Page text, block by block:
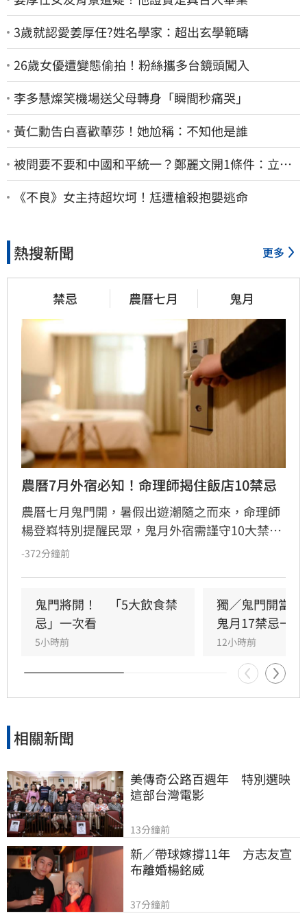
3歲就認愛姜厚任?姓名學家：超出玄學範疇
26歲女優遭變態偷拍！粉絲攜多台鏡頭闖入
李多慧燦笑機場送父母轉身「瞬間秒痛哭」
黃仁勳告白喜歡華莎！她尬稱：不知他是誰
被問要不要和中國和平統一？鄭麗文開1條件：立刻
春暖花開
《不良》女主持超坎坷！尪遭槍殺抱嬰逃命
熱搜新聞 更多
禁忌 農曆七月 鬼月
農曆7月外宿必知！命理師揭住飯店10禁忌
農曆七月鬼門開，暑假出遊潮隨之而來，命理師
楊登嵙特別提醒民眾，鬼月外宿需謹守10大禁
忌，以保旅途平安。關鍵重點包括：入住飯店時
外，若發現房內聖經被翻開，切勿隨意蓋上，應
要求換房。這些民間習俗雖僅供參考，但對於旅
遊安全與心理安定仍有幫助。提醒民眾暑假開心
出遊之餘，保持尊重與警覺，避開陰氣較重之
處，才能玩得盡興且安心，避免不必要的驚擾，
平安度過民俗月。
-372分鐘前
鬼門將開！　「5大飲食禁
忌」一次看
5小時前
獨／鬼門開當
鬼月17禁忌一
12小時前
相關新聞
美傳奇公路百週年　特別選映
這部台灣電影
13分鐘前
新／帶球嫁撐11年　方志友宣
布離婚楊銘威
37分鐘前